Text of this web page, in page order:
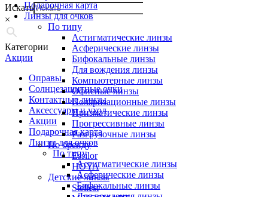
Искать
×
Категории
Акции
Оправы
Солнцезащитные очки
Контактные линзы
Аксессуары и уход
Акции
Подарочная карта
Линзы для очков
По типу
Астигматические линзы
Асферические линзы
Бифокальные линзы
Подарочная карта
Линзы для очков
По типу
Астигматические линзы
Асферические линзы
Бифокальные линзы
Для вождения линзы
Компьютерные линзы
Офисные линзы
Поляризационные линзы
Призматические линзы
Прогрессивные линзы
Разгрузочные линзы
По бренду
Essilor
HOYA
Детские линзы
Stellest